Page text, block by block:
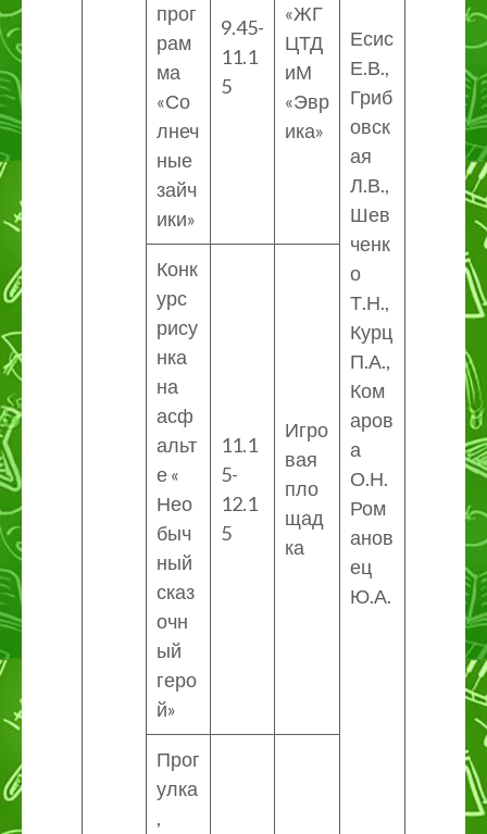
Есис
Е.В.,
Гриб
овск
ая
Л.В.,
Шев
ченк
о
Т.Н.,
Курц
П.А.,
Ком
аров
а
О.Н.
Ром
анов
ец
Ю.А.
прог
рам
ма
«Со
лнеч
ные
зайч
ики»
9.45-
11.1
5
«ЖГ
ЦТД
иМ
«Эвр
ика»
Конк
урс
рису
нка
на
асф
альт
е «
Нео
быч
ный
сказ
очн
ый
геро
й»
11.1
5-
12.1
5
Игро
вая
пло
щад
ка
Прог
улка
,